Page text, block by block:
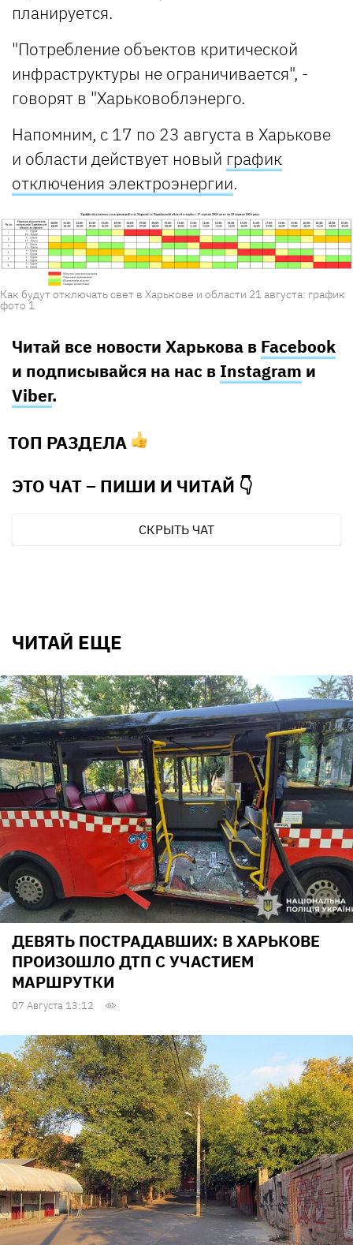
планируется.
"Потребление объектов критической
инфраструктуры не ограничивается", -
говорят в "Харьковоблэнерго.
Напомним, с 17 по 23 августа в Харькове
и области действует новый график
отключения электроэнергии.
Как будут отключать свет в Харькове и области 21 августа: график
фото 1
Читай все новости Харькова в Facebook
и подписывайся на нас в Instagram и
Viber.
ТОП РАЗДЕЛА
ЭТО ЧАТ – ПИШИ И ЧИТАЙ 👇
СКРЫТЬ ЧАТ
ЧИТАЙ ЕЩЕ
ДЕВЯТЬ ПОСТРАДАВШИХ: В ХАРЬКОВЕ
ПРОИЗОШЛО ДТП С УЧАСТИЕМ
МАРШРУТКИ
07 Августа 13:12